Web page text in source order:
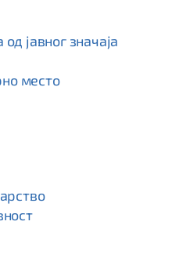
јавног значаја
место